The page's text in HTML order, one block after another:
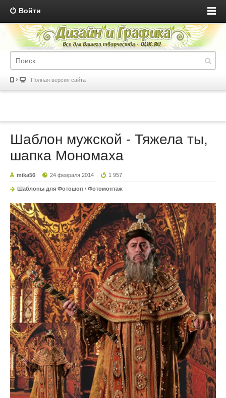
Войти
Полная версия сайта
Шаблон мужской - Тяжела ты,
шапка Мономаха
mika56 24 февраля 2014 1 957
Шаблоны для Фотошоп / Фотомонтаж